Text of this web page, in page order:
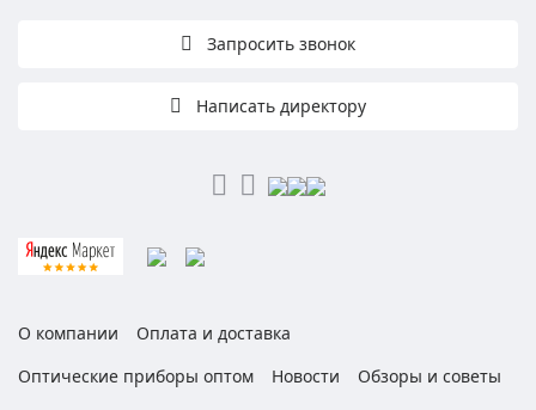
Запросить звонок
Написать директору
О компании
Оплата и доставка
Оптические приборы оптом
Новости
Обзоры и советы